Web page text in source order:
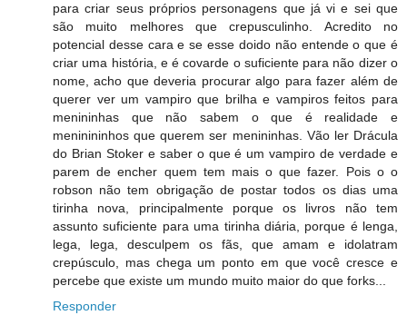
para criar seus próprios personagens que já vi e sei que
são muito melhores que crepusculinho. Acredito no
potencial desse cara e se esse doido não entende o que é
criar uma história, e é covarde o suficiente para não dizer o
nome, acho que deveria procurar algo para fazer além de
querer ver um vampiro que brilha e vampiros feitos para
menininhas que não sabem o que é realidade e
meninininhos que querem ser menininhas. Vão ler Drácula
do Brian Stoker e saber o que é um vampiro de verdade e
parem de encher quem tem mais o que fazer. Pois o o
robson não tem obrigação de postar todos os dias uma
tirinha nova, principalmente porque os livros não tem
assunto suficiente para uma tirinha diária, porque é lenga,
lega, lega, desculpem os fãs, que amam e idolatram
crepúsculo, mas chega um ponto em que você cresce e
percebe que existe um mundo muito maior do que forks...
Responder